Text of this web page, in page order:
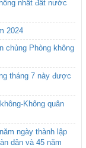
nhất đất nước
2024
chủng Phòng không
tháng 7 này được
Không quân
ngày thành lập
dân và 45 năm